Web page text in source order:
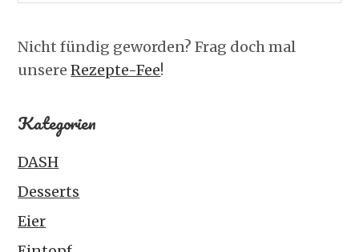
Nicht fündig geworden? Frag doch mal
unsereRezepte-Fee!
Kategorien
DASH
Desserts
Eier